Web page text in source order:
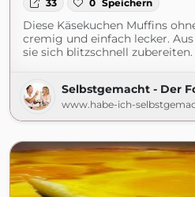
33 0 Speichern
Diese Käsekuchen Muffins
cremig und einfach lecker.
sie sich blitzschnell zubereiten.
Selbstgemacht - Der
www.habe-ich-